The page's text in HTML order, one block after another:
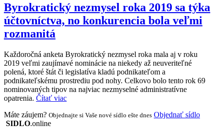
Byrokratický nezmysel roka 2019 sa týka
účtovníctva, no konkurencia bola veľmi
rozmanitá
Každoročná anketa Byrokratický nezmysel roka mala aj v roku
2019 veľmi zaujímavé nominácie na niekedy až neuveriteľné
polená, ktoré štát či legislatíva kladú podnikateľom a
podnikateľskému prostrediu pod nohy. Celkovo bolo tento rok 69
nominovaných tipov na najviac nezmyselné administratívne
opatrenia. Čítať viac
Máte záujem? Objednajte si Vaše nové sídlo ešte dnes Objednať sídlo
SIDLO.online